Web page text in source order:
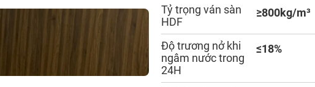
Tỷ trọng ván sàn
HDF
≥800kg/m³
Độ trương nở khi
ngâm nước trong
24H
≤18%